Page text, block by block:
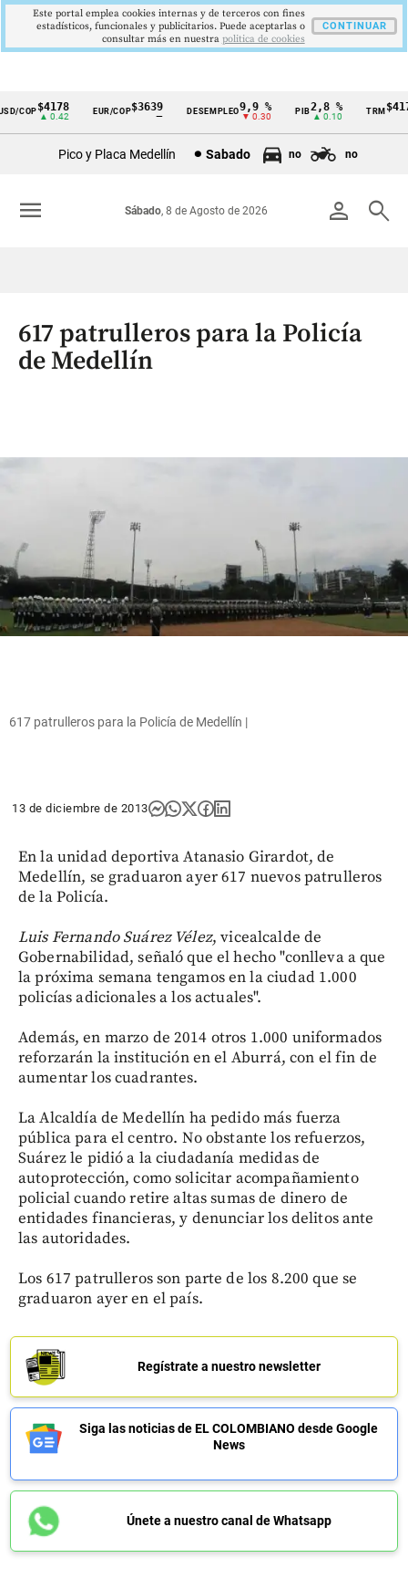
Cintillo
Colombia
COP$4178
▲ 0.42
EUR/COP$3639 DESEMPLEO 9,9 %
▼ 0.30
PIB2,8 %
▲ 0.10
TRM
Pico y Placa Medellín Sabado no no
person search
Sábado, 8 de Agosto de 2026
menu
617 patrulleros para la Policía
de Medellín
617 patrulleros para la Policía de Medellín |
13 de diciembre de 2013
En la unidad deportiva Atanasio Girardot, de
Medellín, se graduaron ayer 617 nuevos patrulleros
de la Policía.
Luis Fernando Suárez Vélez, vicealcalde de
Gobernabilidad, señaló que el hecho "conlleva a que
la próxima semana tengamos en la ciudad 1.000
policías adicionales a los actuales".
Además, en marzo de 2014 otros 1.000 uniformados
reforzarán la institución en el Aburrá, con el fin de
aumentar los cuadrantes.
La Alcaldía de Medellín ha pedido más fuerza
pública para el centro. No obstante los refuerzos,
Suárez le pidió a la ciudadanía medidas de
autoprotección, como solicitar acompañamiento
policial cuando retire altas sumas de dinero de
entidades financieras, y denunciar los delitos ante
las autoridades.
Los 617 patrulleros son parte de los 8.200 que se
graduaron ayer en el país.
Regístrate a nuestro newsletter
Siga las noticias de EL COLOMBIANO desde Google
News
Únete a nuestro canal de Whatsapp
Este portal emplea cookies internas y de terceros con fines
estadísticos, funcionales y publicitarios. Puede aceptarlas o
consultar más en nuestra politica de cookies
CONTINUAR